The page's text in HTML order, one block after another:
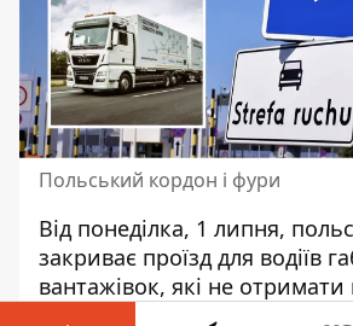
Польський кордон і фури
Від понеділка, 1 липня,
закриває проїзд для водіїв
вантажівок, які не отримати
дозвіл на здійснення